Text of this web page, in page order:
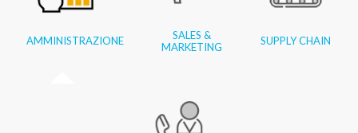
AMMINISTRAZIONE
SALES &
MARKETING
SUPPLY CHAIN